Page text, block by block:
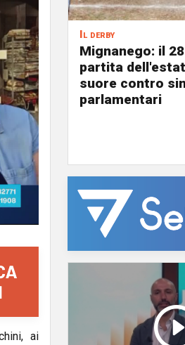
ai
Il derby
Mignanego: il
partita
suore contro
parlamentari